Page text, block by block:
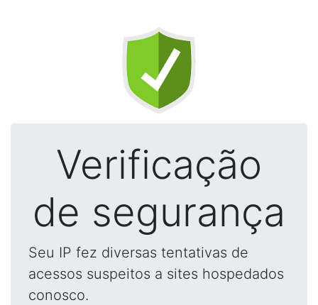
Verificação
de segurança
Seu IP fez diversas tentativas de
acessos suspeitos a sites hospedados
conosco.